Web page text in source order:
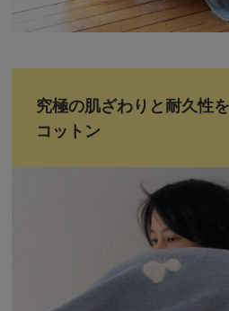
究極の肌ざわりと耐久性
コットン